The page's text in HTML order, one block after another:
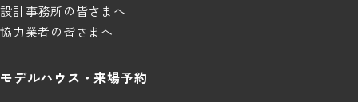
設計事務所の皆さまへ
協力業者の皆さまへ
モデルハウス・来場予約